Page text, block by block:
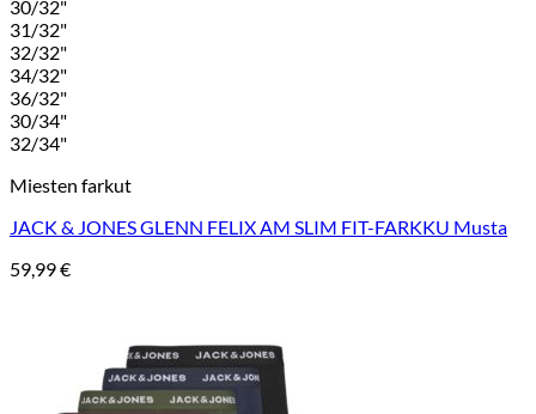
30/32"
31/32"
32/32"
34/32"
36/32"
30/34"
32/34"
Miesten farkut
JACK & JONES GLENN FELIX AM SLIM FIT-FARKKU Musta
59,99€